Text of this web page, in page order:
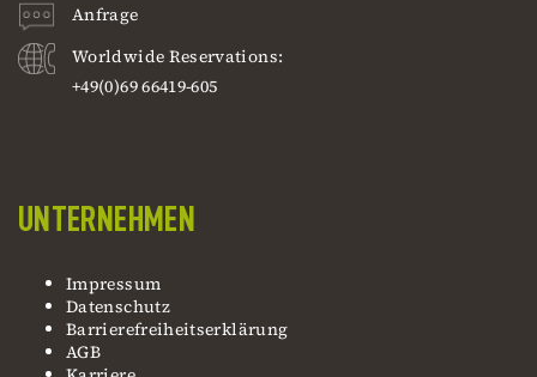
Anfrage
Worldwide Reservations:
+49(0)69 66419-605
UNTERNEHMEN
Impressum
Datenschutz
Barrierefreiheitserklärung
AGB